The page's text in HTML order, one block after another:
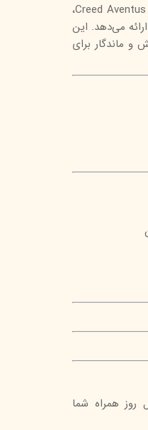
اسپری بدن مردانه Aventus نیوره با الهام از عطر افسانه‌ای و پرطرفدار Creed Aventus،
می‌دهد. این
و ماندگار برای
روز همراه شما